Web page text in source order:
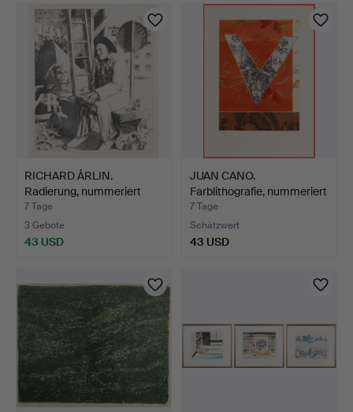
RICHARD ÅRLIN.
Radierung, nummeriert
41/65…
7 Tage
3 Gebote
43 USD
JUAN CANO.
Farblithografie, nummeriert
268…
7 Tage
Schätzwert
43 USD